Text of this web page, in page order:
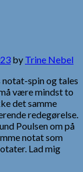
by Trine Nebel
notat-spin og tales
være mindst to
det samme
redegørelse.
Poulsen om på
notat som
Lad mig